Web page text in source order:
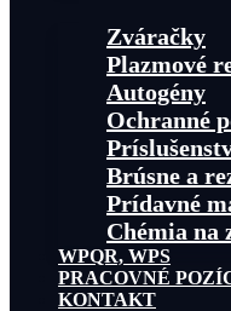
Zváračky
Plazmové
Autogény
Ochranné
Brúsne a
Prídavné
Chémia na
WPQR, WPS
PRACOVNÉ
KONTAKT